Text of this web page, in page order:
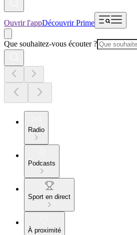
Ouvrir l'appDécouvrir Prime
Que souhaitez-vous écouter ?
Radio
Podcasts
Sport en direct
À proximité